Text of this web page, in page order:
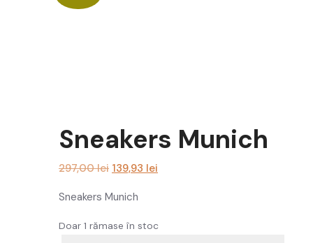
Sneakers Munich
297,00lei Prețul
a
fost:
139,93 lei
Sneakers Munich
Doar 1 rămase în stoc